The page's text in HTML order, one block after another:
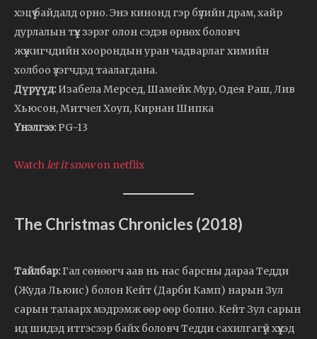
хэцүү байдалд орно. Энэ кинонд гэр бүлийн драм, хайр
дурлалын түүх зэрэг олон сэдэв өрнөх боловч
жүжигчдийн хоорондын уран чадварлаг химийн
холбоо үзэгчдэд таалагдана.
Дүрүүд: Изабела Мерсед, Шамейк Мур, Одея Раш, Лив
Хьюсон, Митчел Хоуп, Кирнан Шипка
Үнэлгээ: PG-13
Watchlet it snowon netflix
The Christmas Chronicles (2018)
Тайлбар:Гал сөнөөгч аав нь нас барсны дараа Тедди
(Жуда Льюис) болон Кейт (Дарби Камп) нарын Зул
сарын талаарх мэдрэмж өөр өөр болно. Кейт Зул сарын
ид шидэд итгэсээр байх боловч Тедди сахилгагүй хүүхэд